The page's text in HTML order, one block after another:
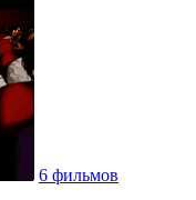
6 фильмов